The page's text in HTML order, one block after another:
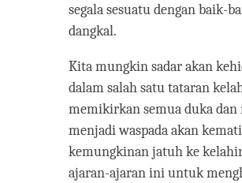
segala sesuatu dengan baik-
dangkal.
Kita mungkin sadar akan
dalam salah satu tataran
memikirkan semua duka dan
menjadi waspada akan
kemungkinan jatuh ke
ajaran-ajaran ini untuk